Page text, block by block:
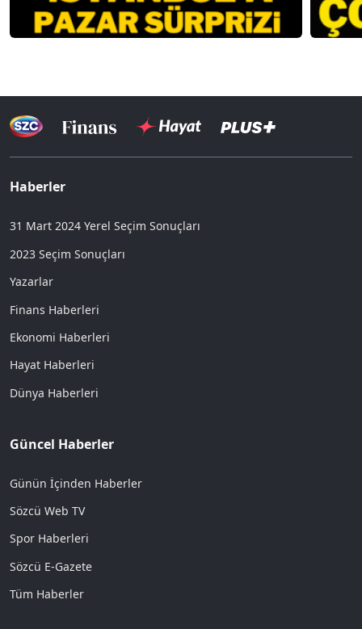
Haberler
31 Mart 2024 Yerel Seçim Sonuçları
2023 Seçim Sonuçları
Yazarlar
Finans Haberleri
Ekonomi Haberleri
Hayat Haberleri
Dünya Haberleri
Güncel Haberler
Günün İçinden Haberler
Sözcü Web TV
Spor Haberleri
Sözcü E-Gazete
Tüm Haberler